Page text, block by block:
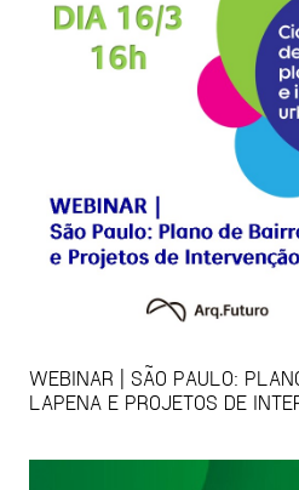
WEBINAR | SÃO PAULO:
LAPENA E PROJETOS DE